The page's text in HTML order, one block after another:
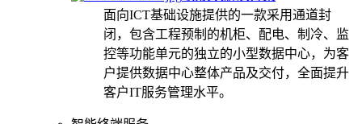
面向ICT基础设施提供的一款采用通道封
闭，包含工程预制的机柜、配电、制冷、监
控等功能单元的独立的小型数据中心，为客
户提供数据中心整体产品及交付，全面提升
客户IT服务管理水平。